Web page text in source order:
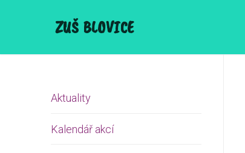
ZUŠ BLOVICE
Aktuality
Kalendář akcí